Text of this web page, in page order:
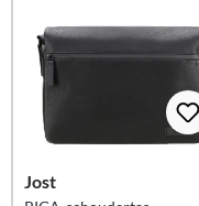
Jost